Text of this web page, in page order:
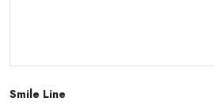
Smile Line